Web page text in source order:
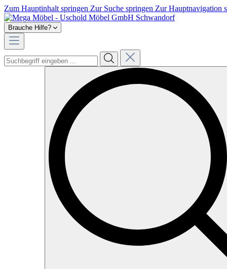
Zum Hauptinhalt springen Zur Suche springen Zur Hauptnavigation
Brauche Hilfe?